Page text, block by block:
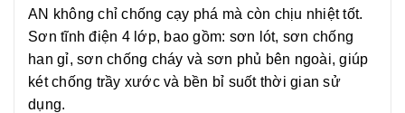
AN không chỉ chống cạy phá mà còn chịu nhiệt tốt.
Sơn tĩnh điện 4 lớp, bao gồm: sơn lót, sơn chống
han gỉ, sơn chống cháy và sơn phủ bên ngoài, giúp
két chống trầy xước và bền bỉ suốt thời gian sử
dụng.